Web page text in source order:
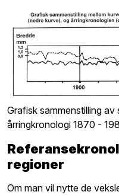
Grafisk sammenstilling
årringkronologi 1870 -
regioner
Om man vil nytte de